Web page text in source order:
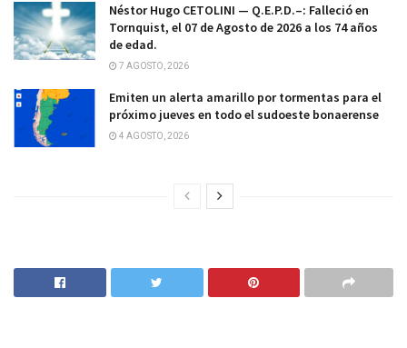
Néstor Hugo CETOLINI — Q.E.P.D.–: Falleció en
Tornquist, el 07 de Agosto de 2026 a los 74 años
de edad.
7 AGOSTO, 2026
Emiten un alerta amarillo por tormentas para el
próximo jueves en todo el sudoeste bonaerense
4 AGOSTO, 2026